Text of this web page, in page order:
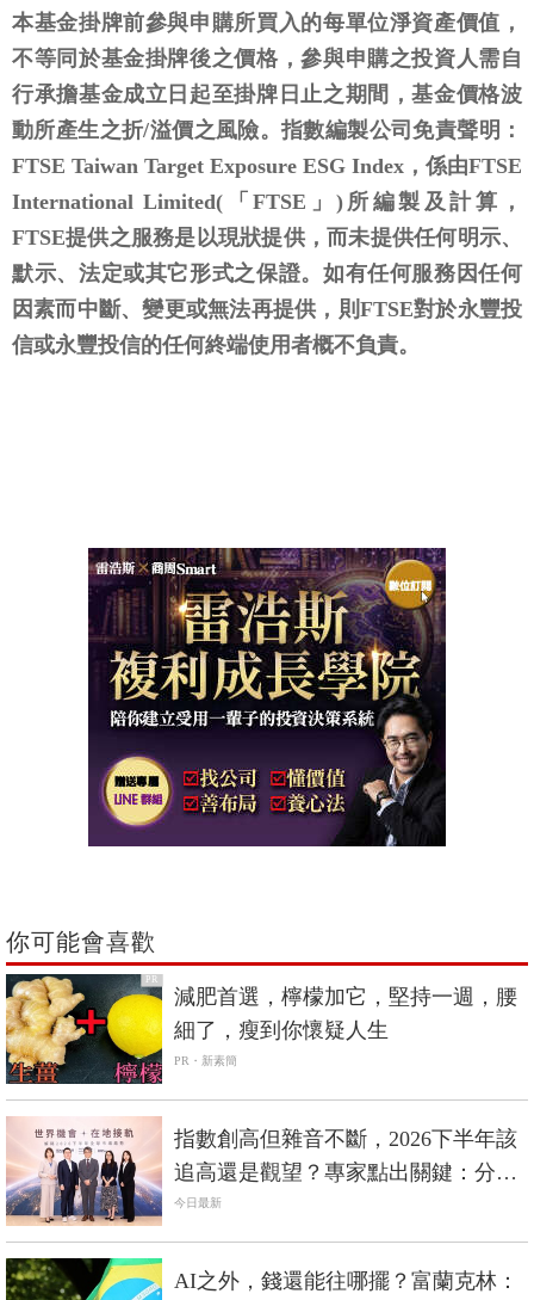
本基金掛牌前參與申購所買入的每單位淨資產價值，
不等同於基金掛牌後之價格，參與申購之投資人需自
行承擔基金成立日起至掛牌日止之期間，基金價格波
動所產生之折/溢價之風險。指數編製公司免責聲明：
FTSE Taiwan Target Exposure ESG Index，係由FTSE
International Limited(「FTSE」)所編製及計算，
FTSE提供之服務是以現狀提供，而未提供任何明示、
默示、法定或其它形式之保證。如有任何服務因任何
因素而中斷、變更或無法再提供，則FTSE對於永豐投
信或永豐投信的任何終端使用者概不負責。
你可能會喜歡
PR
減肥首選，檸檬加它，堅持一週，腰
細了，瘦到你懷疑人生
PR・新素簡
指數創高但雜音不斷，2026下半年該
追高還是觀望？專家點出關鍵：分散
不是口號
今日最新
AI之外，錢還能往哪擺？富蘭克林：